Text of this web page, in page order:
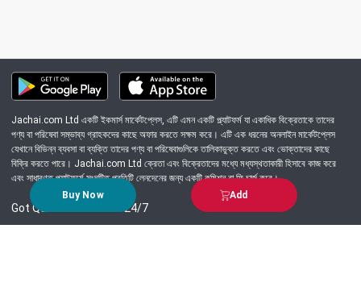
Buy Now Add
Jachai.com Ltd একটি ইকমার্স মার্কেটপ্লেস, এটি এমন একটি প্ল্যাটফর্ম যা একাধিক বিক্রেতাকে তাদের
পণ্য বা পরিষেবা সম্ভাব্য গ্রাহকদের কাছে অফার করতে সক্ষম করে। এটি এক ধরনের অনলাইন মার্কেটপ্লেস
যেখানে বিভিন্ন ব্যবসা বা ব্যক্তি তাদের পণ্য বা পরিষেবাগুলিকে তালিকাভুক্ত করতে এবং ভোক্তাদের কাছে
বিক্রি করতে পারে। Jachai.com Ltd ক্রেতা এবং বিক্রেতাদের মধ্যে মধ্যস্থতাকারী হিসাবে কাজ করে
এবং সাধারণত প্ল্যাটফর্মে সংঘটিত প্রতিটি লেনদেনের জন্য একটি কমিশন বা ফি চার্জ করে।
Got Question? Call us 24/7